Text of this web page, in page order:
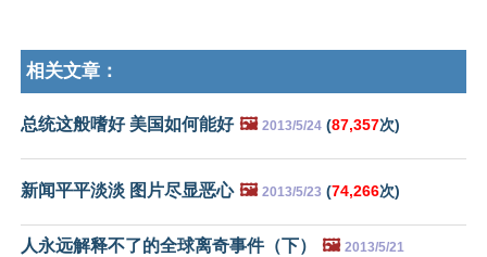
相关文章：
总统这般嗜好 美国如何能好 🖼️ 2013/5/24 (87,357次)
新闻平平淡淡 图片尽显恶心 🖼️ 2013/5/23 (74,266次)
人永远解释不了的全球离奇事件（下） 🖼️ 2013/5/21